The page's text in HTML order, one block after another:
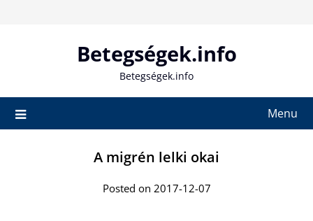
Betegségek.info
Betegségek.info
Menu
A migrén lelki okai
Posted on 2017-12-07